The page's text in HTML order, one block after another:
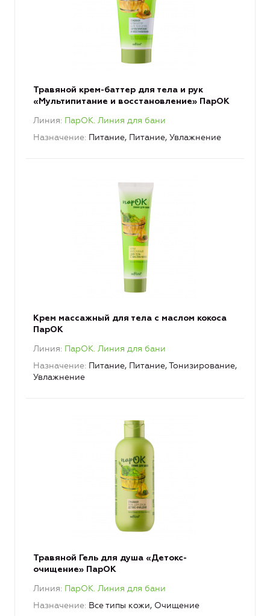
Травяной крем-баттер для тела и рук
«Мультипитание и восстановление» ПарОК
Линия ПарОК. Линия для бани
Назначение Питание, Питание, Увлажнение
Крем массажный для тела с маслом кокоса
ПарОК
Линия ПарОК. Линия для бани
Назначение Питание, Питание, Тонизирование,
Увлажнение
Травяной Гель для душа «Детокс-
очищение» ПарОК
Линия ПарОК. Линия для бани
Назначение Все типы кожи, Очищение